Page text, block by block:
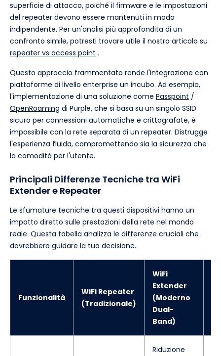
superficie di attacco, poiché il firmware e le impostazioni
del repeater devono essere mantenuti in modo
indipendente. Per un'analisi più approfondita di un
confronto simile, potresti trovare utile il nostro articolo su
repeater vs access point .
Questo approccio frammentato rende l'integrazione con
piattaforme di livello enterprise un incubo. Ad esempio,
l'implementazione di una soluzione come Passpoint /
OpenRoaming di Purple, che si basa su un singolo SSID
sicuro per connessioni automatiche e crittografate, è
impossibile con la rete separata di un repeater. Distrugge
l'esperienza fluida, compromettendo sia la sicurezza che
la comodità per l'utente.
Principali Differenze Tecniche tra WiFi
Extender e Repeater
Le sfumature tecniche tra questi dispositivi hanno un
impatto diretto sulle prestazioni della rete nel mondo
reale. Questa tabella analizza le differenze cruciali che
dovrebbero guidare la tua decisione.
Funzionalità
WiFi Repeater
(Tradizionale)
WiFi
Extender
(Moderno
Dual-
Band)
Riduzione